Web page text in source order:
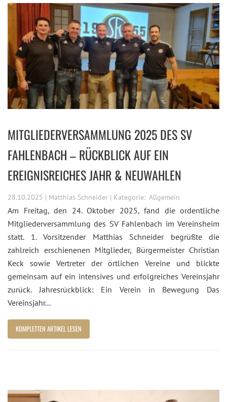
MITGLIEDERVERSAMMLUNG 2025 DES SV
FAHLENBACH – RÜCKBLICK AUF EIN
EREIGNISREICHES JAHR & NEUWAHLEN
28.10.2025 | Matthias Schneider | Kategorie: Allgemein
Am Freitag, den 24. Oktober 2025, fand die ordentliche
Mitgliederversammlung des SV Fahlenbach im Vereinsheim
statt. 1. Vorsitzender Matthias Schneider begrüßte die
zahlreich erschienenen Mitglieder, Bürgermeister Christian
Keck sowie Vertreter der örtlichen Vereine und blickte
gemeinsam auf ein intensives und erfolgreiches Vereinsjahr
zurück. Jahresrückblick: Ein Verein in Bewegung Das
Vereinsjahr...
KOMPLETTEN ARTIKEL LESEN